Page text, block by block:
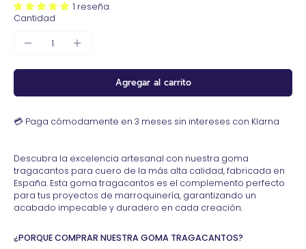
1 reseña
Cantidad
Agregar al carrito
💳 Paga cómodamente en 3 meses sin intereses con Klarna
Descubra la excelencia artesanal con nuestra goma
tragacantos para cuero de la más alta calidad, fabricada en
España. Esta goma tragacantos es el complemento perfecto
para tus proyectos de marroquinería, garantizando un
acabado impecable y duradero en cada creación.
¿PORQUE COMPRAR NUESTRA GOMA TRAGACANTOS?